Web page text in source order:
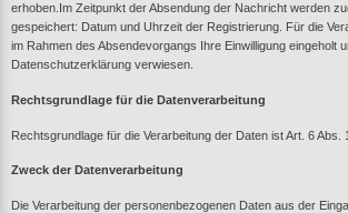
erhoben.Im Zeitpunkt der Absendung der Nachricht werden
gespeichert: Datum und Uhrzeit der Registrierung. Für die
im Rahmen des Absendevorgangs Ihre Einwilligung eingeholt
Datenschutzerklärung verwiesen.
Rechtsgrundlage für die Datenverarbeitung
Rechtsgrundlage für die Verarbeitung der Daten ist Art. 6 Abs.
Zweck der Datenverarbeitung
Die Verarbeitung der personenbezogenen Daten aus der